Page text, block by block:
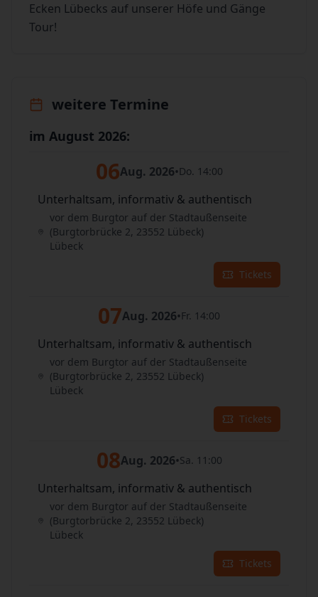
Ecken Lübecks auf unserer Höfe und Gänge
Tour!
weitere Termine
im August 2026:
06Aug. 2026•Do. 14:00
Unterhaltsam, informativ & authentisch
vor dem Burgtor auf der Stadtaußenseite
(Burgtorbrücke 2, 23552 Lübeck)
Lübeck
Tickets
07Aug. 2026•Fr. 14:00
Unterhaltsam, informativ & authentisch
vor dem Burgtor auf der Stadtaußenseite
(Burgtorbrücke 2, 23552 Lübeck)
Lübeck
Tickets
08Aug. 2026•Sa. 11:00
Unterhaltsam, informativ & authentisch
vor dem Burgtor auf der Stadtaußenseite
(Burgtorbrücke 2, 23552 Lübeck)
Lübeck
Tickets